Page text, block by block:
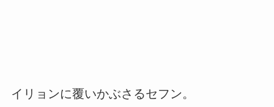
イリョンに覆いかぶさるセフン。